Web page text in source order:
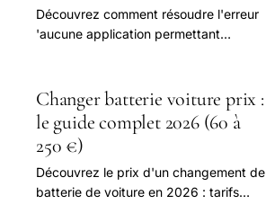
Découvrez comment résoudre l'erreur
'aucune application permettant
favoris. Suivez nos étapes facile
Changer batterie voiture prix :
le guide complet 2026 (60 à
250 €)
Découvrez le prix d'un changement de
batterie de voiture en 2026 : tarifs